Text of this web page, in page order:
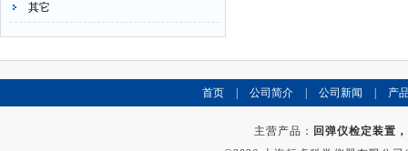
其它
首页 公司简介 公司新闻 产
主营产品： 回弹仪检定装置